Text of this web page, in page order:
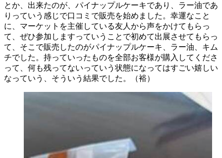
とか、出来たのが、パイナップルケーキであり、ラー油であ
りっていう感じで口コミで販売を始めました。幸運なこと
に、マーケットを主催している友人から声をかけてもらっ
て、ぜひ参加しますっていうことで初めて出展させてもらっ
て、そこで販売したのがパイナップルケーキ、ラー油、キム
チでした。持っていったものを全部お客様が購入してくださ
って、何も残ってないっていう状態になってはすごい嬉しい
なっていう、そういう結果でした。（裕）